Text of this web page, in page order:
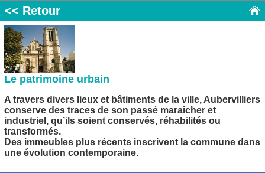
<< Retour
Le patrimoine urbain
A travers divers lieux et bâtiments de la ville, Aubervilliers
conserve des traces de son passé maraicher et
industriel, qu’ils soient conservés, réhabilités ou
transformés.
Des immeubles plus récents inscrivent la commune dans
une évolution contemporaine.